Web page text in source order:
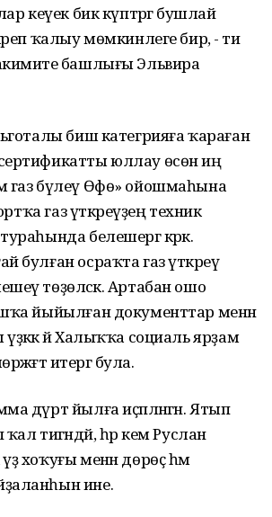
кеүек бик күптәргә бушлай
ҡалыу мөмкинлеге бирә, - ти
башлығы Эльвира
биш категрияға ҡараған
юллау өсөн иң
газ бүлеү Өфө» ойошмаһына
газ үткәреүҙең техник
белешергә кәрәк.
булған осраҡта газ үткәреү
төҙөләсәк. Артабан ошо
йыйылған документтар менән
йә Халыҡҡа социаль ярҙам
итергә була.
дүрт йылға иҫәпләнгән. Ятып
тигәндәй, һәр кем Руслан
хоҡуғы менән дөрөҫ һәм
ине.